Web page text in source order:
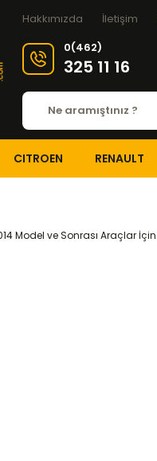
Hakkımızda İletişim
0(462)
325 11 16
CITROEN RENAULT